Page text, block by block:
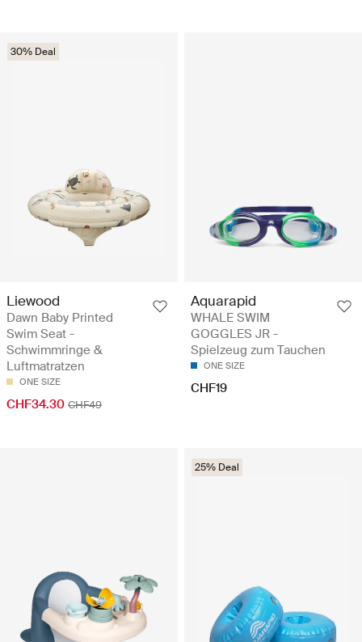
30% Deal
Liewood
Dawn Baby Printed
Swim Seat -
Schwimmringe &
Luftmatratzen
ONE SIZE
CHF34.30 CHF49
Aquarapid
WHALE SWIM
GOGGLES JR -
Spielzeug zum Tauchen
ONE SIZE
CHF19
25% Deal